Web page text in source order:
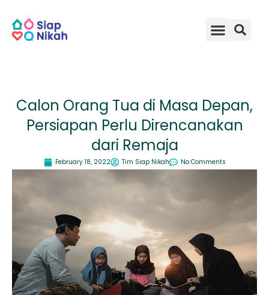
content
Calon Orang Tua di Masa Depan,
Persiapan Perlu Direncanakan
dari Remaja
February 18, 2022 Tim Siap Nikah No Comments